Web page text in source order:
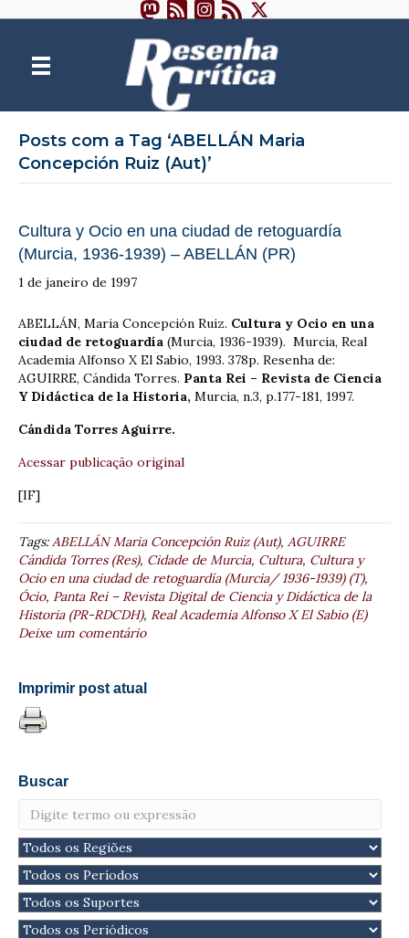
Posts com a Tag ‘ABELLÁN Maria
Concepción Ruiz (Aut)’
Cultura y Ocio en una ciudad de retoguardía
(Murcia, 1936-1939) – ABELLÁN (PR)
1 de janeiro de 1997
ABELLÁN, Maria Concepción Ruiz. Cultura y Ocio en una
ciudad de retoguardía (Murcia, 1936-1939). Murcia, Real
Academia Alfonso X El Sabio, 1993. 378p. Resenha de:
AGUIRRE, Cándida Torres. Panta Rei – Revista de Ciencia
Y Didáctica de la Historia, Murcia, n.3, p.177-181, 1997.
Cándida Torres Aguirre.
Acessar publicação original
[IF]
Tags:ABELLÁN Maria Concepción Ruiz (Aut), AGUIRRE
Cándida Torres (Res), Cidade de Murcia, Cultura, Cultura y
Ocio en una ciudad de retoguardía (Murcia/ 1936-1939) (T),
Ócio, Panta Rei – Revista Digital de Ciencia y Didáctica de la
Historia (PR-RDCDH), Real Academia Alfonso X El Sabio (E)
Deixe um comentário
Imprimir post atual
Buscar